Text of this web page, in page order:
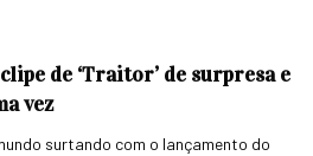
de ‘Traitor’ de surpresa e
vez
surtando com o lançamento do